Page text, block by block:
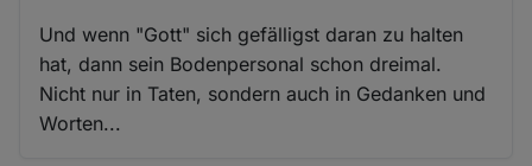
Und wenn "Gott" sich gefälligst daran zu halten
hat, dann sein Bodenpersonal schon dreimal.
Nicht nur in Taten, sondern auch in Gedanken und
Worten...